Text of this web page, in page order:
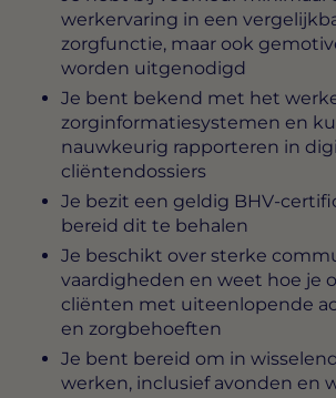
werkervaring in een
zorgfunctie, maar ook
worden uitgenodigd
Je bent bekend met het
zorginformatiesystemen en
nauwkeurig rapporteren in
cliëntendossiers
Je bezit een geldig BHV-
bereid dit te behalen
Je beschikt over sterke
vaardigheden en weet hoe je
cliënten met uiteenlopende
en zorgbehoeften
Je bent bereid om in
werken, inclusief avonden en